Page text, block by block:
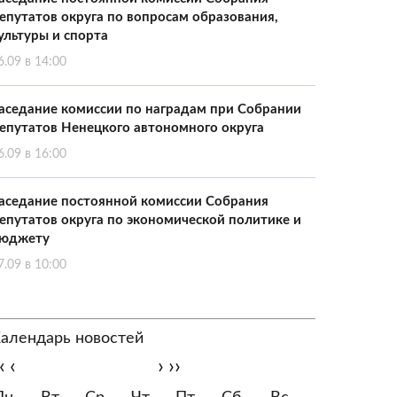
округа по вопросам образования,
и спорта
в 14:00
комиссии по наградам при Собрании
Ненецкого автономного округа
в 16:00
постоянной комиссии Собрания
округа по экономической политике и
в 10:00
новостей
‹ › ››